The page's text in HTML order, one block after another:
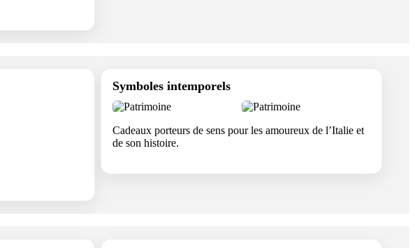
Symboles intemporels
Cadeaux porteurs de sens pour les amoureux de l’Italie et
de son histoire.